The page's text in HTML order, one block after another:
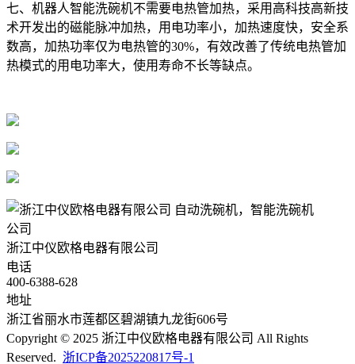
七、机器人智能洗碗机不需要电热管加热，采用高科技高新技
术开发出的磁能脉冲加热，用电功率小，加热速度快，安全系
数高，加热功率仅为电热管的30%，有效改善了传统电热管加
热模式的用电功率大，使用寿命不长等缺点。
公司
浙江中仪欧格电器有限公司
电话
400-6388-628
地址
浙江省丽水市莲都区碧湖镇九龙街606号
Copyright © 2025 浙江中仪欧格电器有限公司 All Rights
Reserved. 浙ICP备2025220817号-1